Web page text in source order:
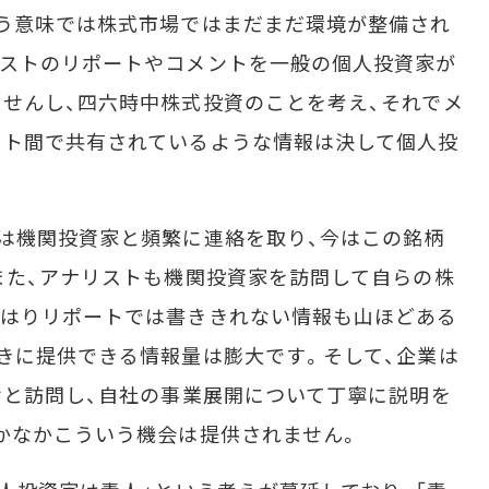
味では株式市場ではまだまだ環境が整備され
トのリポートやコメントを一般の個人投資家が
んし、四六時中株式投資のことを考え、それでメ
間で共有されているような情報は決して個人投
関投資家と頻繁に連絡を取り、今はこの銘柄
、アナリストも機関投資家を訪問して自らの株
りリポートでは書ききれない情報も山ほどある
に提供できる情報量は膨大です。そして、企業は
訪問し、自社の事業展開について丁寧に説明を
かこういう機会は提供されません。